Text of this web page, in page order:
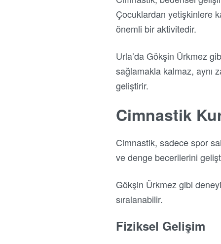
Çocuklardan yetişkinlere
önemli bir aktivitedir.
Urla’da Gökşin Ürkmez
sağlamakla kalmaz, aynı
geliştirir.
Cimnastik
Cimnastik, sadece spor
ve denge becerilerini
Gökşin Ürkmez gibi
sıralanabilir.
Fiziksel Gelişim